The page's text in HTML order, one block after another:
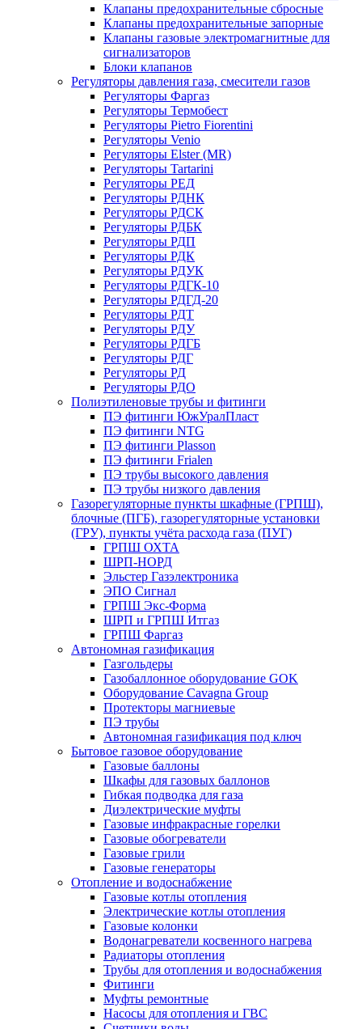
Клапаны предохранительные сбросные
Клапаны предохранительные запорные
Клапаны газовые электромагнитные для
сигнализаторов
Блоки клапанов
Регуляторы давления газа, смесители газов
Регуляторы Фаргаз
Регуляторы Термобест
Регуляторы Pietro Fiorentini
Регуляторы Venio
Регуляторы Elster (MR)
Регуляторы Tartarini
Регуляторы РЕД
Регуляторы РДНК
Регуляторы РДСК
Регуляторы РДБК
Регуляторы РДП
Регуляторы РДК
Регуляторы РДУК
Регуляторы РДГК-10
Регуляторы РДГД-20
Регуляторы РДТ
Регуляторы РДУ
Регуляторы РДГБ
Регуляторы РДГ
Регуляторы РД
Регуляторы РДО
Полиэтиленовые трубы и фитинги
ПЭ фитинги ЮжУралПласт
ПЭ фитинги NTG
ПЭ фитинги Plasson
ПЭ фитинги Frialen
ПЭ трубы высокого давления
ПЭ трубы низкого давления
Газорегуляторные пункты шкафные (ГРПШ),
блочные (ПГБ), газорегуляторные установки
(ГРУ), пункты учёта расхода газа (ПУГ)
ГРПШ ОХТА
ШРП-НОРД
Эльстер Газэлектроника
ЭПО Сигнал
ГРПШ Экс-Форма
ШРП и ГРПШ Итгаз
ГРПШ Фаргаз
Автономная газификация
Газгольдеры
Газобаллонное оборудование GOK
Оборудование Cavagna Group
Протекторы магниевые
ПЭ трубы
Автономная газификация под ключ
Бытовое газовое оборудование
Газовые баллоны
Шкафы для газовых баллонов
Гибкая подводка для газа
Диэлектрические муфты
Газовые инфракрасные горелки
Газовые обогреватели
Газовые грили
Газовые генераторы
Отопление и водоснабжение
Газовые котлы отопления
Электрические котлы отопления
Газовые колонки
Водонагреватели косвенного нагрева
Радиаторы отопления
Трубы для отопления и водоснабжения
Фитинги
Муфты ремонтные
Насосы для отопления и ГВС